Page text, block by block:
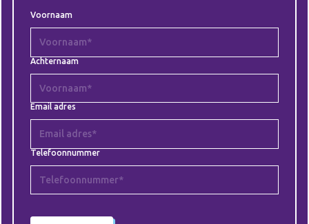
Voornaam
Achternaam
Email adres
Telefoonnummer